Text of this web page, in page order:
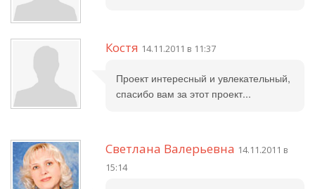
Костя 14.11.2011 в 11:37
Проект интересный и увлекательный,
спасибо вам за этот проект...
Светлана Валерьевна 14.11.2011 в
15:14